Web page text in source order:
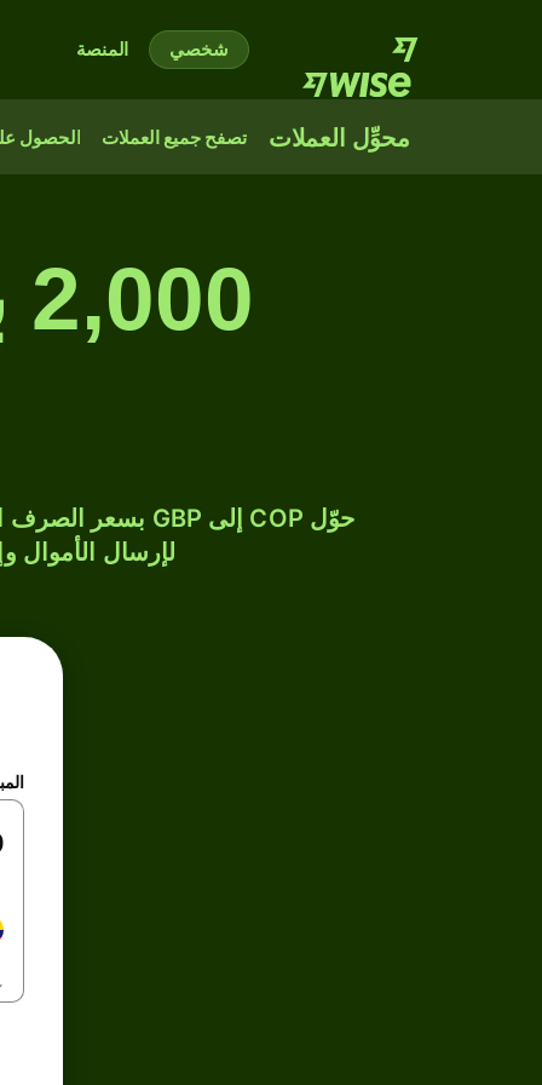
شخصي المنصة
محوِّل العملات تصفح جميع العملات الحصول
لإرسال الأموال